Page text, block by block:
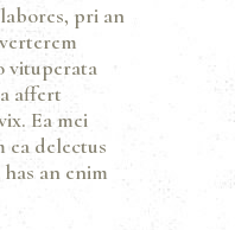
pri an
vituperata
affert
Ea mei
ea delectus
an enim